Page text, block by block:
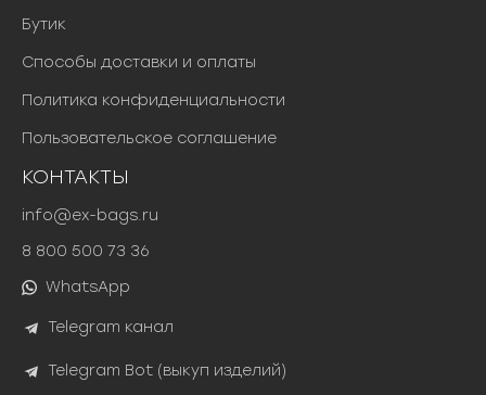
Бутик
Способы доставки и оплаты
Политика конфиденциальности
Пользовательское соглашение
КОНТАКТЫ
info@ex-bags.ru
8 800 500 73 36
WhatsApp
Telegram канал
Telegram Bot (выкуп изделий)